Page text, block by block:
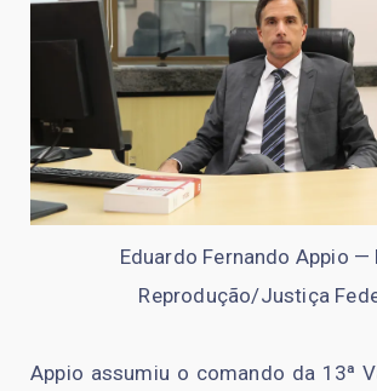
Eduardo Fernando Appio —
Reprodução/Justiça
Appio assumiu o comando da 13ª